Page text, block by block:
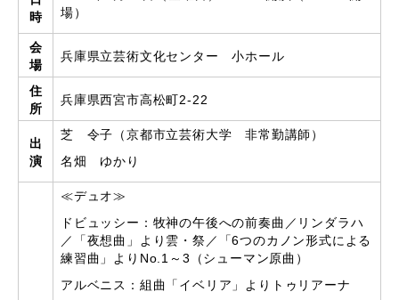
時
場）
会
場
兵庫県立芸術文化センター 小ホール
住
所
兵庫県西宮市高松町2-22
出
演
芝 令子（京都市立芸術大学 非常勤講師）
名畑 ゆかり
≪デュオ≫
ドビュッシー：牧神の午後への前奏曲／リンダラハ
／「夜想曲」より雲・祭／「6つのカノン形式による
練習曲」よりNo.1～3（シューマン原曲）
アルベニス：組曲「イベリア」よりトゥリアーナ